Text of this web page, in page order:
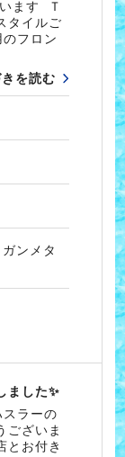
ます Ｔ
タイルご
フロン
を読む
ンメタ
ました✨
ラーの
ございま
お付き